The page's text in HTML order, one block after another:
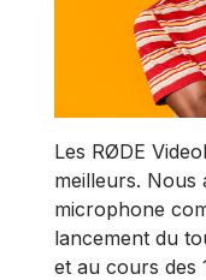
Les RØDE
meilleurs. Nous
microphone
lancement du
et au cours des